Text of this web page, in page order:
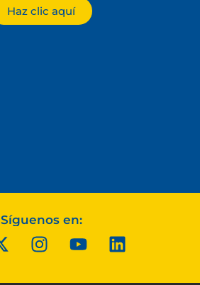
Haz clic aquí
Síguenos en: